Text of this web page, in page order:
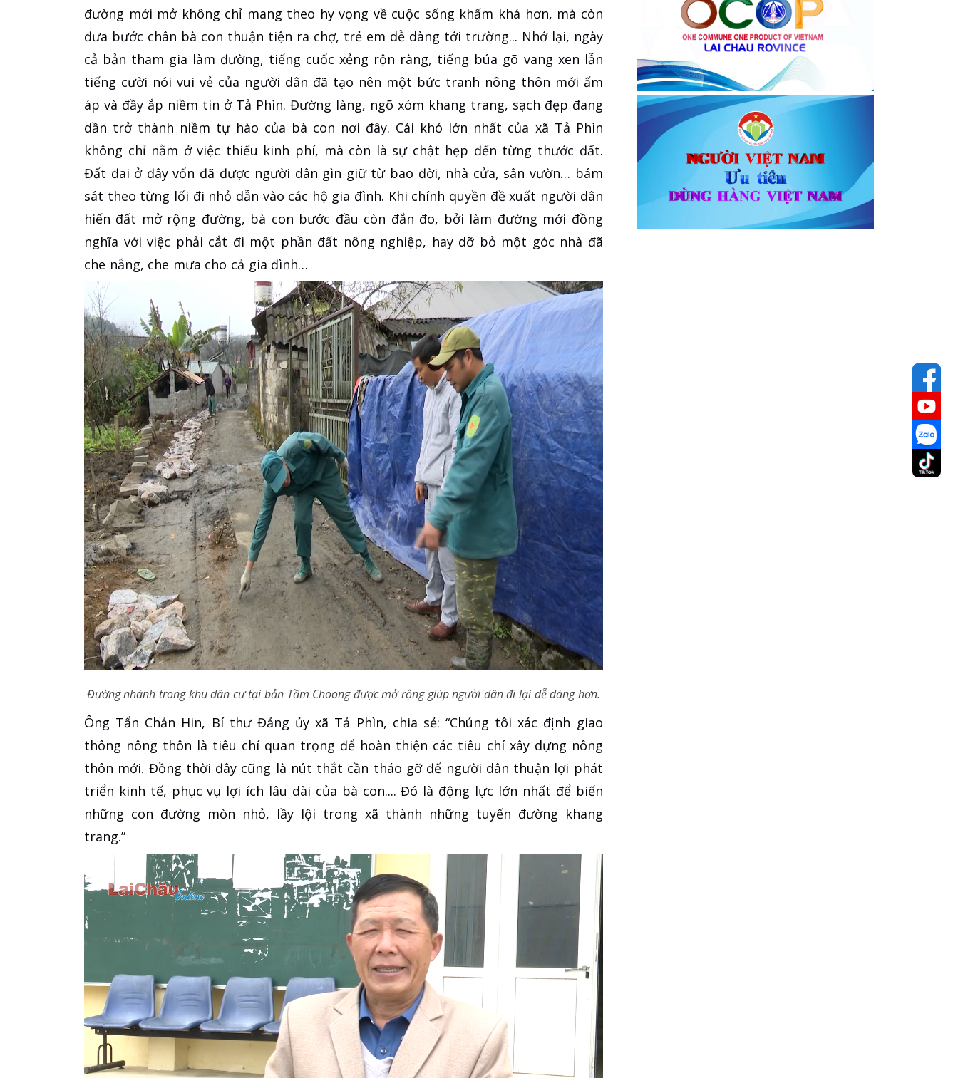
đường mới mở không chỉ mang theo hy vọng về cuộc sống khấm khá hơn, mà còn
đưa bước chân bà con thuận tiện ra chợ, trẻ em dễ dàng tới trường... Nhớ lại, ngày
cả bản tham gia làm đường, tiếng cuốc xẻng rộn ràng, tiếng búa gõ vang xen lẫn
tiếng cười nói vui vẻ của người dân đã tạo nên một bức tranh nông thôn mới ấm
áp và đầy ắp niềm tin ở Tả Phìn. Đường làng, ngõ xóm khang trang, sạch đẹp đang
dần trở thành niềm tự hào của bà con nơi đây. Cái khó lớn nhất của xã Tả Phìn
không chỉ nằm ở việc thiếu kinh phí, mà còn là sự chật hẹp đến từng thước đất.
Đất đai ở đây vốn đã được người dân gìn giữ từ bao đời, nhà cửa, sân vườn… bám
sát theo từng lối đi nhỏ dẫn vào các hộ gia đình. Khi chính quyền đề xuất người dân
hiến đất mở rộng đường, bà con bước đầu còn đắn đo, bởi làm đường mới đồng
nghĩa với việc phải cắt đi một phần đất nông nghiệp, hay dỡ bỏ một góc nhà đã
che nắng, che mưa cho cả gia đình…
Đường nhánh trong khu dân cư tại bản Tầm Choong được mở rộng giúp người dân đi lại dễ dàng hơn.
Ông Tẩn Chản Hin, Bí thư Đảng ủy xã Tả Phìn, chia sẻ: “Chúng tôi xác định giao
thông nông thôn là tiêu chí quan trọng để hoàn thiện các tiêu chí xây dựng nông
thôn mới. Đồng thời đây cũng là nút thắt cần tháo gỡ để người dân thuận lợi phát
triển kinh tế, phục vụ lợi ích lâu dài của bà con.... Đó là động lực lớn nhất để biến
những con đường mòn nhỏ, lầy lội trong xã thành những tuyến đường khang
trang.”